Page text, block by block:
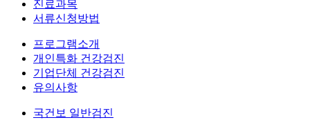
진료과목
서류신청방법
프로그램소개
개인특화 건강검진
기업단체 건강검진
유의사항
국건보 일반검진